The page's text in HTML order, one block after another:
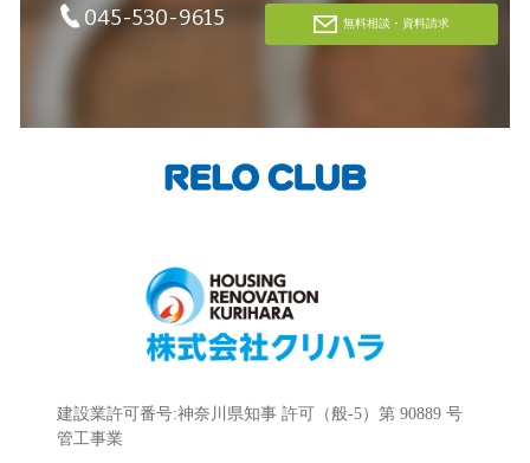
045-530-9615 無料相談・資料請求
建設業許可番号:神奈川県知事 許可（般-5）第 90889 号
管工事業